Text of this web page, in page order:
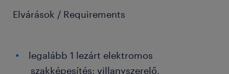
Elvárások / Requirements
legalább 1 lezárt elektromos
szakképesítés: villanyszerelő,